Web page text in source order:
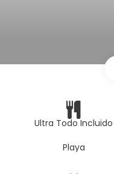
Ultra Todo Incluido
Playa